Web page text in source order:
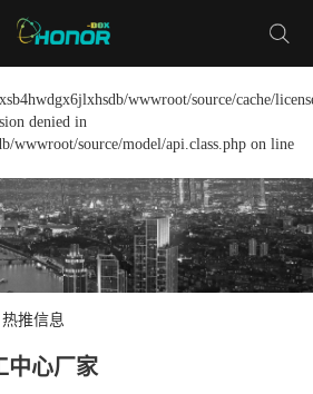
wwwroot/source/cache/
denied in
wwwroot/source/model/api.class.php on line
热推信息
中心厂家